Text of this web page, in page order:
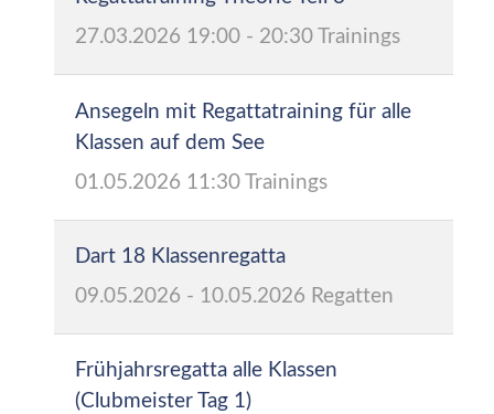
27.03.2026 19:00 - 20:30 Trainings
Ansegeln mit Regattatraining für alle
Klassen auf dem See
01.05.2026 11:30 Trainings
Dart 18 Klassenregatta
09.05.2026 - 10.05.2026 Regatten
Frühjahrsregatta alle Klassen
(Clubmeister Tag 1)